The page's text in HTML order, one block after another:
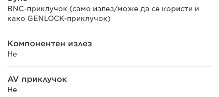
BNC-приклучок (само излез/може да се користи и
како GENLOCK-приклучок)
Компонентен излез
Не
AV приклучок
Не